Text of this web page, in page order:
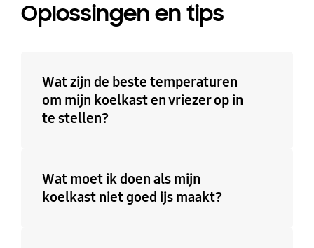
Oplossingen en tips
Wat zijn de beste temperaturen
om mijn koelkast en vriezer op in
te stellen?
Wat moet ik doen als mijn
koelkast niet goed ijs maakt?